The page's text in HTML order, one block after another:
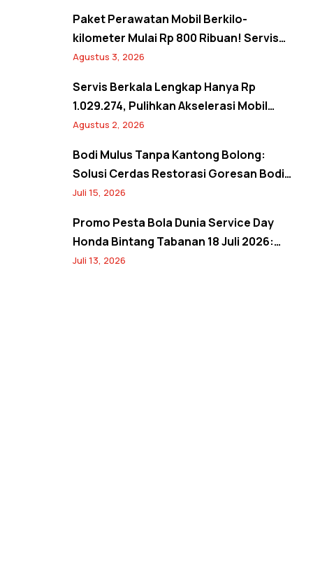
Paket Perawatan Mobil Berkilo-
kilometer Mulai Rp 800 Ribuan! Servis
Semangat Kemerdekaan Promo Agustus
Agustus 3, 2026
Servis Berkala Lengkap Hanya Rp
1.029.274, Pulihkan Akselerasi Mobil
Seperti Baru! Back to Prime Promo
Agustus 2, 2026
Bodi Mulus Tanpa Kantong Bolong:
Solusi Cerdas Restorasi Goresan Bodi
Mobil Hemat Biaya
Juli 15, 2026
Promo Pesta Bola Dunia Service Day
Honda Bintang Tabanan 18 Juli 2026:
Banjir Diskon Servis hingga 20% dan
Juli 13, 2026